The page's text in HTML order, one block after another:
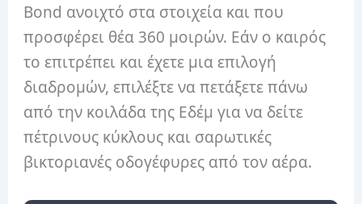
Bond ανοιχτό στα στοιχεία και που
προσφέρει θέα 360 μοιρών. Εάν ο καιρός
το επιτρέπει και έχετε μια επιλογή
διαδρομών, επιλέξτε να πετάξετε πάνω
από την κοιλάδα της Εδέμ για να δείτε
πέτρινους κύκλους και σαρωτικές
βικτοριανές οδογέφυρες από τον αέρα.